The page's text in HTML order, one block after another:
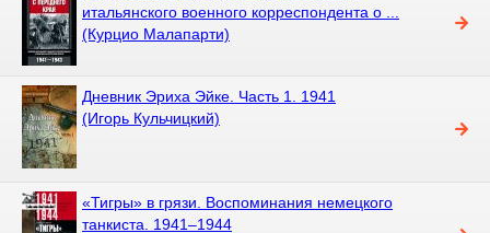
итальянского военного корреспондента о ...
(Курцио Малапарти)
Дневник Эриха Эйке. Часть 1. 1941
(Игорь Кульчицкий)
«Тигры» в грязи. Воспоминания немецкого
танкиста. 1941–1944